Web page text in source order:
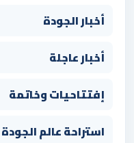
أخبار الجودة
أخبار عاجلة
إفتتاحيات وخاتمة
استراحة عالم الجودة